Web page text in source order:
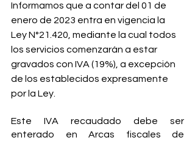
Informamos que a contar del 01 de
enero de 2023 entra en vigencia la
Ley N°21.420, mediante la cual todos
los servicios comenzarán a estar
gravados con IVA (19%), a excepción
de los establecidos expresamente
por la Ley.
Este IVA recaudado debe ser
enterado en Arcas fiscales de